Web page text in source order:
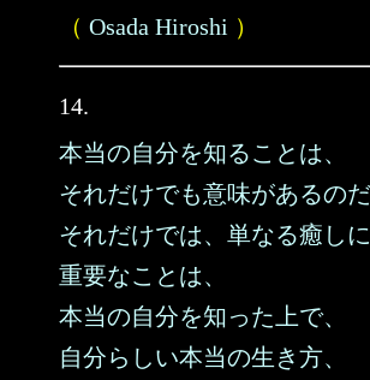
（ Osada Hiroshi ）
14.
本当の自分を知ることは、
それだけでも意味があるのだ
それだけでは、単なる癒しに
重要なことは、
本当の自分を知った上で、
自分らしい本当の生き方、